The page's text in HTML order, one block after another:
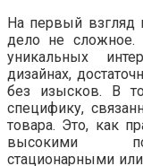
На первый взгляд
дело не сложное.
уникальных
дизайнах,
без изысков. В
специфику,
товара. Это, как
высокими
стационарными